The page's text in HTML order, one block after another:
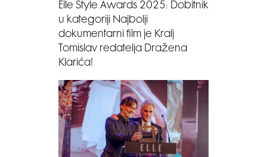
Elle Style Awards 2025: Dobitnik
u kategoriji Najbolji
dokumentarni film je Kralj
Tomislav redatelja Dražena
Klarića!